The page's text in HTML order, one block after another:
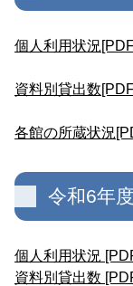
個人利用状況
資料別貸出数
各館の所蔵状況
令和6年度
個人利用状況
資料別貸出数